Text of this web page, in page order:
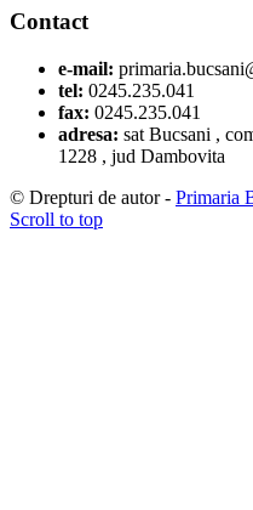
Contact
e-mail:
tel: 0245.235.041
fax: 0245.235.041
adresa: sat Bucsani ,
1228 , jud Dambovita
© Drepturi de autor - Primaria
Scroll to top